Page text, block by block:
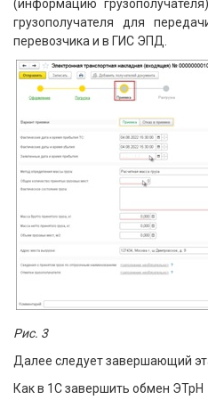
(информацию
грузополучателя для
перевозчика и в ГИС ЭПД.
Рис. 3
Далее следует завершающий
Как в 1С завершить обмен ЭТрН